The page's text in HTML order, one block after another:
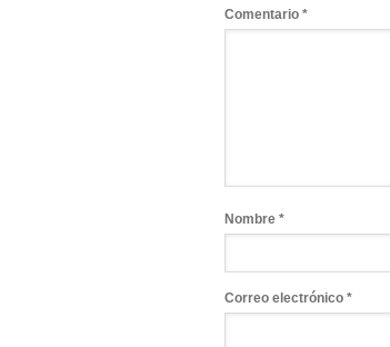
Comentario *
Nombre *
Correo electrónico *